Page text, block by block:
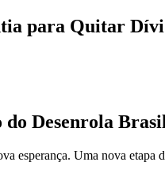
para Quitar
Desenrola Brasil
esperança. Uma nova